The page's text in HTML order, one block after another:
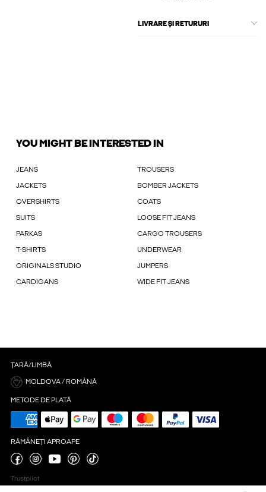
LIVRARE ȘI RETURURI
YOU MIGHT BE INTERESTED IN
JEANS TROUSERS
JACKETS BOMBER JACKETS
OVERSHIRTS COATS
SUITS LOOSE FIT JEANS
PARKAS CARGO TROUSERS
T-SHIRTS UNDERWEAR
ORIGINALS STUDIO JUMPERS
CARDIGANS WIDE FIT JEANS
ȚARĂ/LIMBĂ
MOLDOVA / ROMÂNĂ
METODE DE PLATĂ
RĂMÂNEȚI APROAPE
Trustpilot